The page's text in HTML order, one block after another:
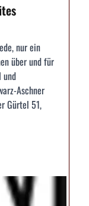
nur ein
über und für
und
Aschner
Gürtel 51,